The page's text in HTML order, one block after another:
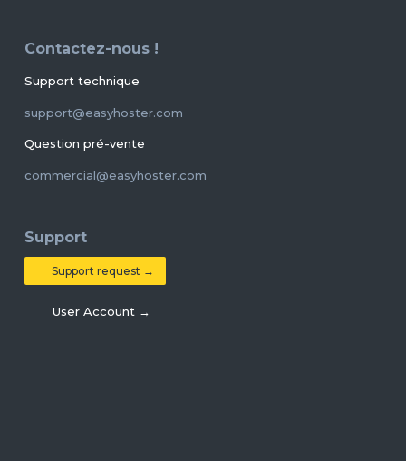
Contactez-nous !
Support technique
support@easyhoster.com
Question pré-vente
commercial@easyhoster.com
Support
Support request →
User Account →